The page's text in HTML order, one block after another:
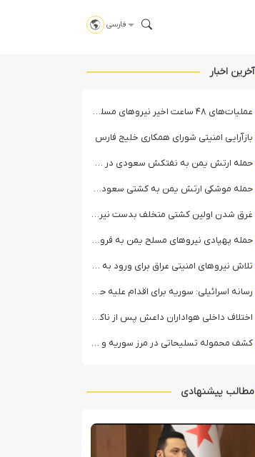
فارسی
آخرین اخبار
عملیات‌های ۴۸ ساعت اخیر نیروهای مسلح یمن علیه ائتلاف سعودی + ویدیو
بازآرایی امنیتی شورای همکاری خلیج فارس
حمله ارتش یمن به نفتکش سعودی در خلیج عدن
حمله موشکی ارتش یمن به کشتی سعودی در شمال دریای سرخ
غرق شدن اولین کشتی متخلف بدست نیروی دریایی ارتش یمن
حمله پهپادی نیروهای مسلح یمن به فرودگاه نجران
تلاش نیروهای امنیتی عراق برای ورود به مقر مقاومت در حومه بغداد
رسانه اسرائیلی: سوریه برای اقدام علیه حزب‌الله در لبنان آماده می‌شود!
اختلاف داخلی هواداران داعش پس از ناکامی عملیات انغماسی داعش در رقه
کشف محموله تسلیحاتی در مرز سوریه و عراق توسط نیروهای الجولانی
مطالب پیشنهادی